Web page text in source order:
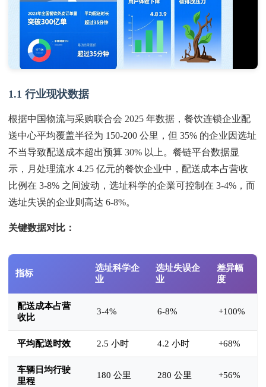
1.1 行业现状数据
根据中国物流与采购联合会 2025 年数据，餐饮连锁企业配
送中心平均覆盖半径为 150-200 公里，但 35% 的企业因选址
不当导致配送成本超出预算 30% 以上。餐链平台数据显
示，月处理流水 4.25 亿元的餐饮企业中，配送成本占营收
比例在 3-8% 之间波动，选址科学的企業可控制在 3-4%，而
选址失误的企业则高达 6-8%。
关键数据对比：
指标
选址科学企
业
选址失误企
业
差异幅
度
配送成本占营
收比
3-4% 6-8% +100%
平均配送时效 2.5 小时 4.2 小时 +68%
车辆日均行驶
里程
180 公里 280 公里 +56%